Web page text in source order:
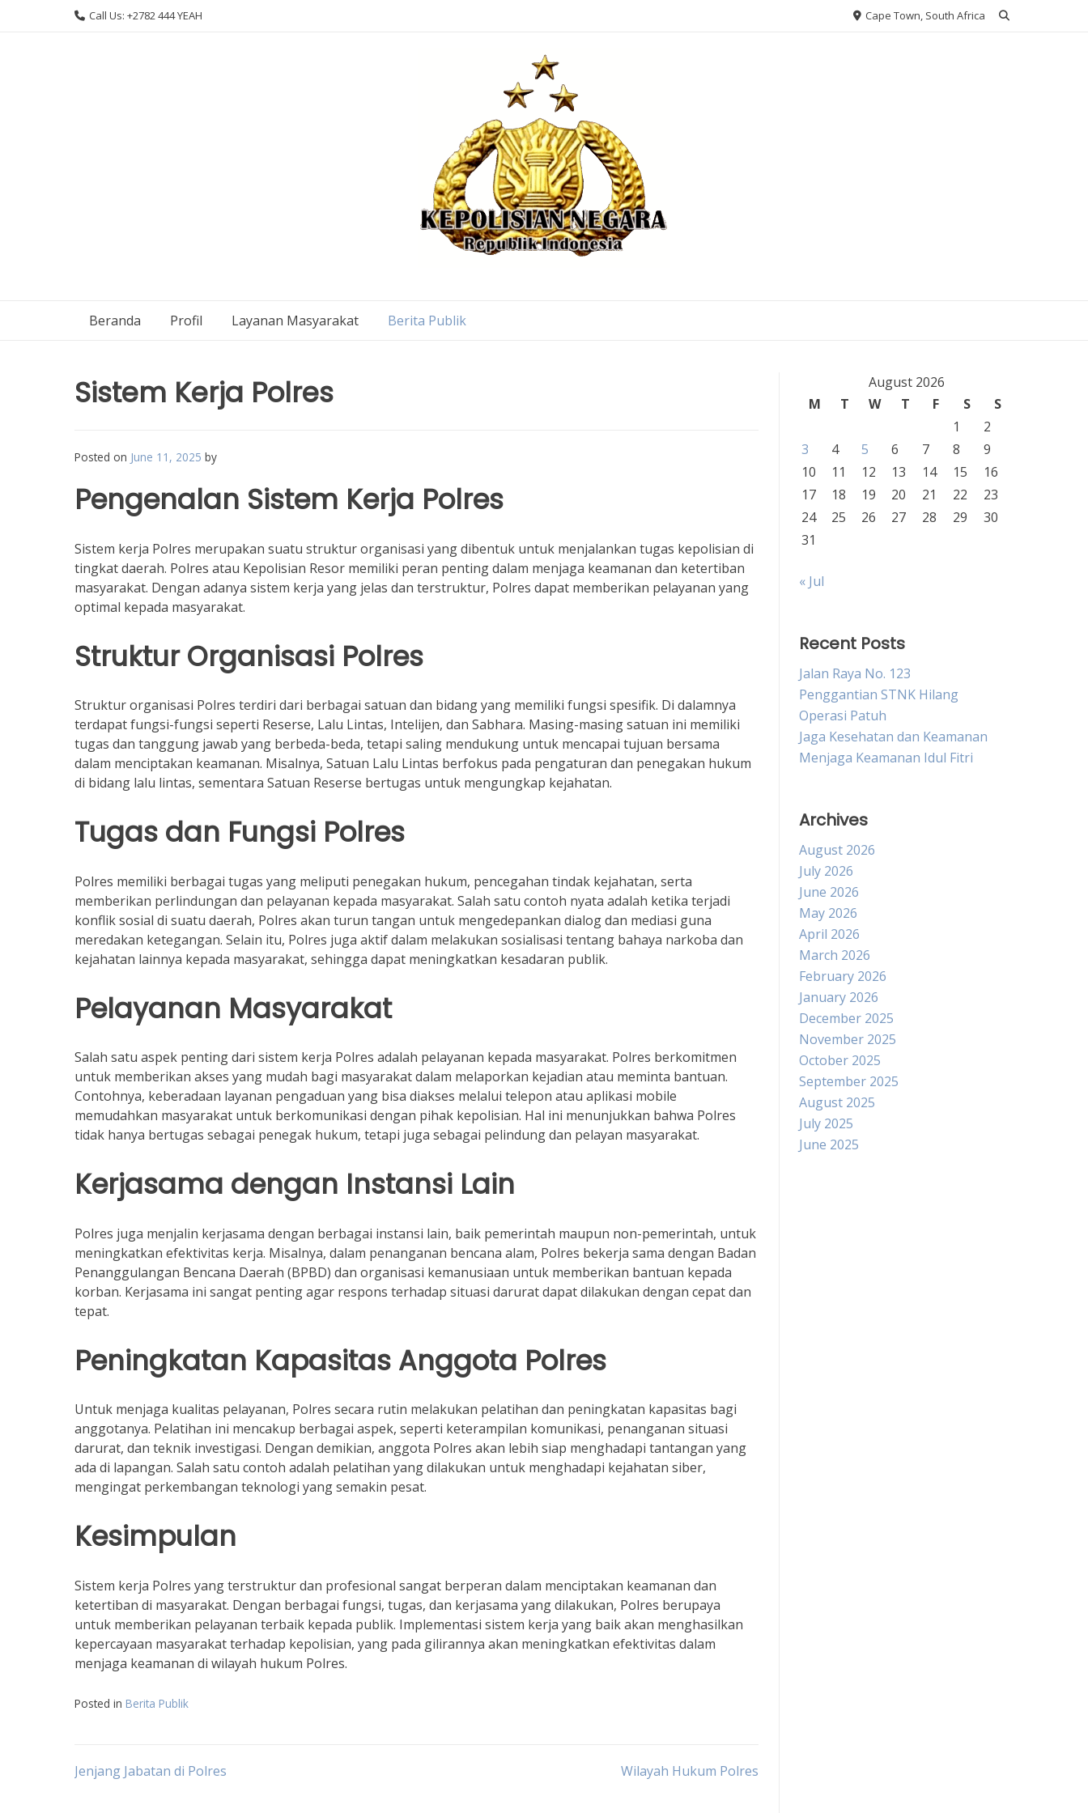
Call Us: +2782 444 YEAH Cape Town, South Africa
Beranda Profil Layanan Masyarakat Berita Publik
Sistem Kerja Polres
Posted on June 11, 2025 by
Pengenalan Sistem Kerja Polres
Sistem kerja Polres merupakan suatu struktur organisasi yang dibentuk untuk menjalankan tugas kepolisian di
tingkat daerah. Polres atau Kepolisian Resor memiliki peran penting dalam menjaga keamanan dan ketertiban
masyarakat. Dengan adanya sistem kerja yang jelas dan terstruktur, Polres dapat memberikan pelayanan yang
optimal kepada masyarakat.
Struktur Organisasi Polres
Struktur organisasi Polres terdiri dari berbagai satuan dan bidang yang memiliki fungsi spesifik. Di dalamnya
terdapat fungsi-fungsi seperti Reserse, Lalu Lintas, Intelijen, dan Sabhara. Masing-masing satuan ini memiliki
tugas dan tanggung jawab yang berbeda-beda, tetapi saling mendukung untuk mencapai tujuan bersama
dalam menciptakan keamanan. Misalnya, Satuan Lalu Lintas berfokus pada pengaturan dan penegakan hukum
di bidang lalu lintas, sementara Satuan Reserse bertugas untuk mengungkap kejahatan.
Tugas dan Fungsi Polres
Polres memiliki berbagai tugas yang meliputi penegakan hukum, pencegahan tindak kejahatan, serta
memberikan perlindungan dan pelayanan kepada masyarakat. Salah satu contoh nyata adalah ketika terjadi
konflik sosial di suatu daerah, Polres akan turun tangan untuk mengedepankan dialog dan mediasi guna
meredakan ketegangan. Selain itu, Polres juga aktif dalam melakukan sosialisasi tentang bahaya narkoba dan
kejahatan lainnya kepada masyarakat, sehingga dapat meningkatkan kesadaran publik.
Pelayanan Masyarakat
Salah satu aspek penting dari sistem kerja Polres adalah pelayanan kepada masyarakat. Polres berkomitmen
untuk memberikan akses yang mudah bagi masyarakat dalam melaporkan kejadian atau meminta bantuan.
Contohnya, keberadaan layanan pengaduan yang bisa diakses melalui telepon atau aplikasi mobile
memudahkan masyarakat untuk berkomunikasi dengan pihak kepolisian. Hal ini menunjukkan bahwa Polres
tidak hanya bertugas sebagai penegak hukum, tetapi juga sebagai pelindung dan pelayan masyarakat.
Kerjasama dengan Instansi Lain
Polres juga menjalin kerjasama dengan berbagai instansi lain, baik pemerintah maupun non-pemerintah, untuk
meningkatkan efektivitas kerja. Misalnya, dalam penanganan bencana alam, Polres bekerja sama dengan Badan
Penanggulangan Bencana Daerah (BPBD) dan organisasi kemanusiaan untuk memberikan bantuan kepada
korban. Kerjasama ini sangat penting agar respons terhadap situasi darurat dapat dilakukan dengan cepat dan
tepat.
Peningkatan Kapasitas Anggota Polres
Untuk menjaga kualitas pelayanan, Polres secara rutin melakukan pelatihan dan peningkatan kapasitas bagi
anggotanya. Pelatihan ini mencakup berbagai aspek, seperti keterampilan komunikasi, penanganan situasi
darurat, dan teknik investigasi. Dengan demikian, anggota Polres akan lebih siap menghadapi tantangan yang
ada di lapangan. Salah satu contoh adalah pelatihan yang dilakukan untuk menghadapi kejahatan siber,
mengingat perkembangan teknologi yang semakin pesat.
Kesimpulan
Sistem kerja Polres yang terstruktur dan profesional sangat berperan dalam menciptakan keamanan dan
ketertiban di masyarakat. Dengan berbagai fungsi, tugas, dan kerjasama yang dilakukan, Polres berupaya
untuk memberikan pelayanan terbaik kepada publik. Implementasi sistem kerja yang baik akan menghasilkan
kepercayaan masyarakat terhadap kepolisian, yang pada gilirannya akan meningkatkan efektivitas dalam
menjaga keamanan di wilayah hukum Polres.
Posted in Berita Publik
Post
Jenjang Jabatan di Polres Wilayah Hukum Polres
August 2026
M
T W T F S
S
1
2
3
4 5 6 7 8
9
10
11 12 13 14 15
16
17
18 19 20 21 22
23
24
25 26 27 28 29
30
31
« Jul
Recent Posts
Jalan Raya No. 123
Penggantian STNK Hilang
Operasi Patuh
Jaga Kesehatan dan Keamanan
Menjaga Keamanan Idul Fitri
Archives
August 2026
July 2026
June 2026
May 2026
April 2026
March 2026
February 2026
January 2026
December 2025
November 2025
October 2025
September 2025
August 2025
July 2025
June 2025